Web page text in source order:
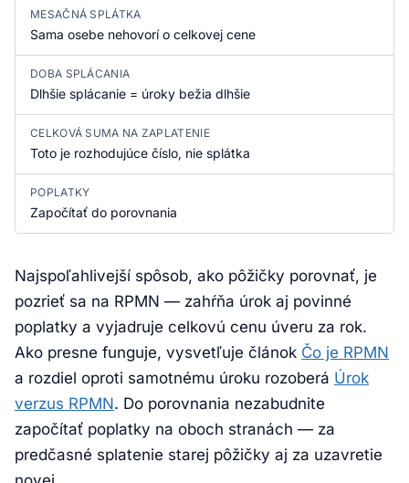
MESAČNÁ SPLÁTKA
Sama osebe nehovorí o celkovej cene
DOBA SPLÁCANIA
Dlhšie splácanie = úroky bežia dlhšie
CELKOVÁ SUMA NA ZAPLATENIE
Toto je rozhodujúce číslo, nie splátka
POPLATKY
Započítať do porovnania
Najspoľahlivejší spôsob, ako pôžičky porovnať, je
pozrieť sa na RPMN — zahŕňa úrok aj povinné
poplatky a vyjadruje celkovú cenu úveru za rok.
Ako presne funguje, vysvetľuje článok Čo je RPMN
a rozdiel oproti samotnému úroku rozoberá Úrok
verzus RPMN. Do porovnania nezabudnite
započítať poplatky na oboch stranách — za
predčasné splatenie starej pôžičky aj za uzavretie